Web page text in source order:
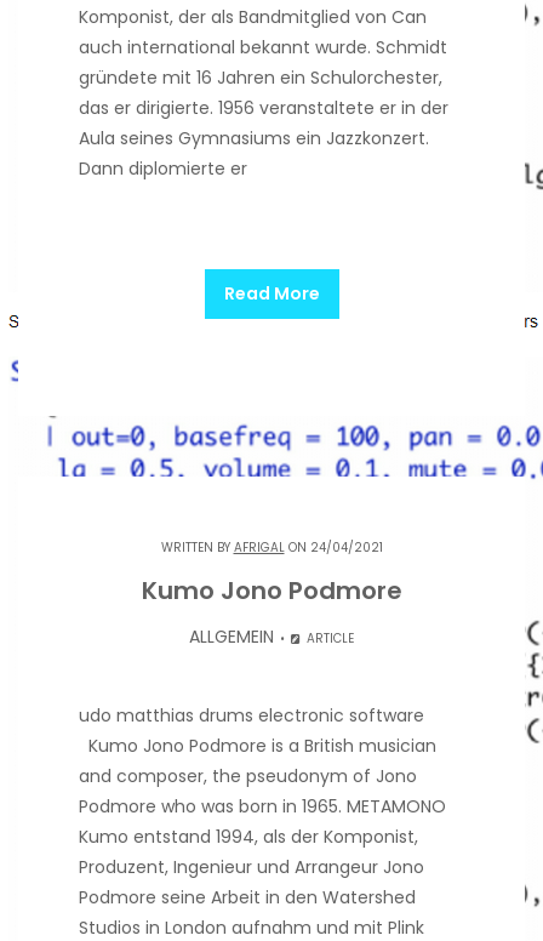
Komponist, der als Bandmitglied von Can
auch international bekannt wurde. Schmidt
gründete mit 16 Jahren ein Schulorchester,
das er dirigierte. 1956 veranstaltete er in der
Aula seines Gymnasiums ein Jazzkonzert.
Dann diplomierte er
Read More
WRITTEN BY AFRIGALON 24/04/2021
Kumo Jono Podmore
ALLGEMEIN ARTICLE
udo matthias drums electronic software
Kumo Jono Podmore is a British musician
and composer, the pseudonym of Jono
Podmore who was born in 1965. METAMONO
Kumo entstand 1994, als der Komponist,
Produzent, Ingenieur und Arrangeur Jono
Podmore seine Arbeit in den Watershed
Studios in London aufnahm und mit Plink